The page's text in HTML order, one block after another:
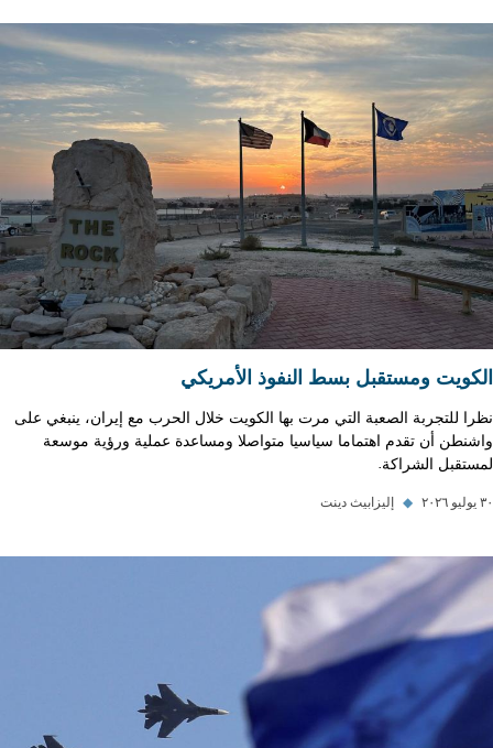
الكويت ومستقبل بسط النفوذ الأمريكي
نظرا للتجربة الصعبة التي مرت بها الكويت خلال الحرب مع إيران، ينبغي على
واشنطن أن تقدم اهتماما سياسيا متواصلا ومساعدة عملية ورؤية موسعة
لمستقبل الشراكة.
٣٠ يوليو ٢٠٢٦ ◆ إليزابيث دينت